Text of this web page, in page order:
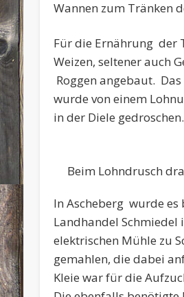
Wannen zum Tränken
Für die Ernährung der
Weizen, seltener auch
Roggen angebaut.
wurde von einem
in der Diele gedroschen.
Beim Lohndrusch
In Ascheberg wurde es
Landhandel Schmiedel
elektrischen Mühle zu
gemahlen, die dabei
Kleie war für die